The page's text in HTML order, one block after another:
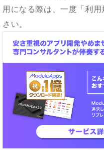
用になる際は、一度「利
さい。